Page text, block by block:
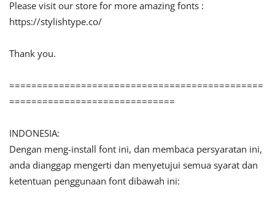
Please visit our store for more amazing fonts :
https://stylishtype.co/
Thank you.
==============================================
==============================
INDONESIA:
Dengan meng-install font ini, dan membaca persyaratan ini,
anda dianggap mengerti dan menyetujui semua syarat dan
ketentuan penggunaan font dibawah ini: